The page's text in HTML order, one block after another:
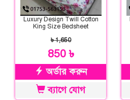
Luxury Design Twill Cotton
King Size Bedsheet
৳ 1,650
850 ৳
অর্ডার করুন
ব্যাগে যোগ